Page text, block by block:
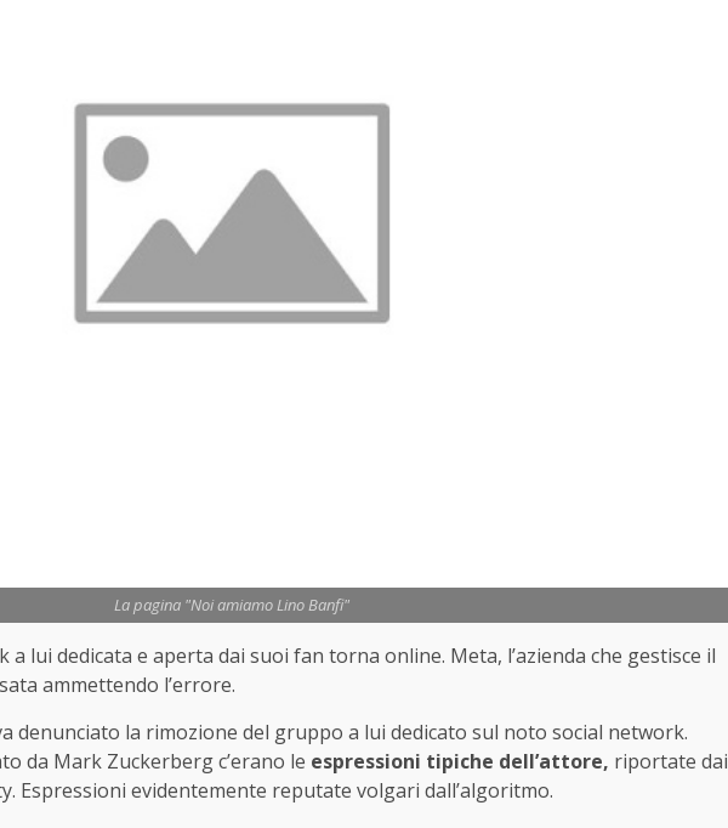
La pagina "Noi amiamo Lino Banfi"
a lui dedicata e aperta dai suoi fan torna online. Meta, l’azienda che gestisce il
ammettendo l’errore.
denunciato la rimozione del gruppo a lui dedicato sul noto social network.
da Mark Zuckerberg c’erano le espressioni tipiche dell’attore, riportate dai
Espressioni evidentemente reputate volgari dall’algoritmo.